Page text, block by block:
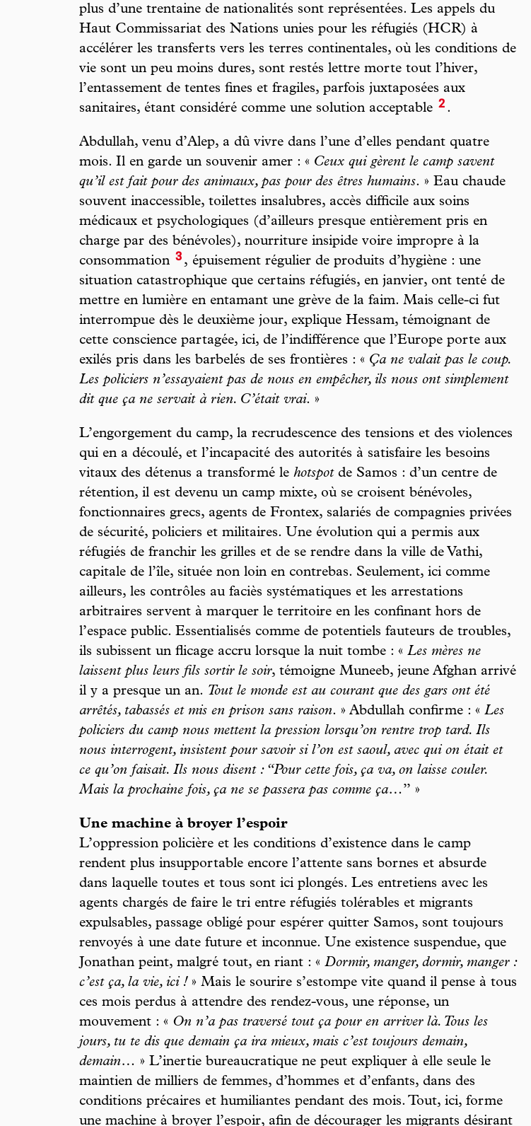
plus d’une trentaine de nationalités sont représentées. Les appels du
Haut Commissariat des Nations unies pour les réfugiés (HCR) à
accélérer les transferts vers les terres continentales, où les conditions de
vie sont un peu moins dures, sont restés lettre morte tout l’hiver,
l’entassement de tentes fines et fragiles, parfois juxtaposées aux
sanitaires, étant considéré comme une solution acceptable 2 .
Abdullah, venu d’Alep, a dû vivre dans l’une d’elles pendant quatre
mois. Il en garde un souvenir amer : « Ceux qui gèrent le camp savent
qu’il est fait pour des animaux, pas pour des êtres humains. » Eau chaude
souvent inaccessible, toilettes insalubres, accès difficile aux soins
médicaux et psychologiques (d’ailleurs presque entièrement pris en
charge par des bénévoles), nourriture insipide voire impropre à la
consommation 3 , épuisement régulier de produits d’hygiène : une
situation catastrophique que certains réfugiés, en janvier, ont tenté de
mettre en lumière en entamant une grève de la faim. Mais celle-ci fut
interrompue dès le deuxième jour, explique Hessam, témoignant de
cette conscience partagée, ici, de l’indifférence que l’Europe porte aux
exilés pris dans les barbelés de ses frontières : « Ça ne valait pas le coup.
Les policiers n’essayaient pas de nous en empêcher, ils nous ont simplement
dit que ça ne servait à rien. C’était vrai. »
L’engorgement du camp, la recrudescence des tensions et des violences
qui en a découlé, et l’incapacité des autorités à satisfaire les besoins
vitaux des détenus a transformé le hotspotde Samos : d’un centre de
rétention, il est devenu un camp mixte, où se croisent bénévoles,
fonctionnaires grecs, agents de Frontex, salariés de compagnies privées
de sécurité, policiers et militaires. Une évolution qui a permis aux
réfugiés de franchir les grilles et de se rendre dans la ville de Vathi,
capitale de l’île, située non loin en contrebas. Seulement, ici comme
ailleurs, les contrôles au faciès systématiques et les arrestations
arbitraires servent à marquer le territoire en les confinant hors de
l’espace public. Essentialisés comme de potentiels fauteurs de troubles,
ils subissent un flicage accru lorsque la nuit tombe : « Les mères ne
laissent plus leurs fils sortir le soir, témoigne Muneeb, jeune Afghan arrivé
il y a presque un an. Tout le monde est au courant que des gars ont été
arrêtés, tabassés et mis en prison sans raison. » Abdullah confirme : « Les
policiers du camp nous mettent la pression lorsqu’on rentre trop tard. Ils
nous interrogent, insistent pour savoir si l’on est saoul, avec qui on était et
ce qu’on faisait. Ils nous disent : “Pour cette fois, ça va, on laisse couler.
Mais la prochaine fois, ça ne se passera pas comme ça…’’ »
Une machine à broyer l’espoir
L’oppression policière et les conditions d’existence dans le camp
rendent plus insupportable encore l’attente sans bornes et absurde
dans laquelle toutes et tous sont ici plongés. Les entretiens avec les
agents chargés de faire le tri entre réfugiés tolérables et migrants
expulsables, passage obligé pour espérer quitter Samos, sont toujours
renvoyés à une date future et inconnue. Une existence suspendue, que
Jonathan peint, malgré tout, en riant : « Dormir, manger, dormir, manger :
c’est ça, la vie, ici !» Mais le sourire s’estompe vite quand il pense à tous
ces mois perdus à attendre des rendez-vous, une réponse, un
mouvement : « On n’a pas traversé tout ça pour en arriver là. Tous les
jours, tu te dis que demain ça ira mieux, mais c’est toujours demain,
demain… » L’inertie bureaucratique ne peut expliquer à elle seule le
maintien de milliers de femmes, d’hommes et d’enfants, dans des
conditions précaires et humiliantes pendant des mois. Tout, ici, forme
une machine à broyer l’espoir, afin de décourager les migrants désirant